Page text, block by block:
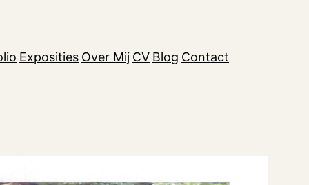
Exposities Over Mij CV Blog Contact